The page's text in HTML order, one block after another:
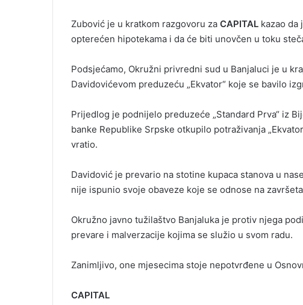
Zubović je u kratkom razgovoru za CAPITAL kazao da
opterećen hipotekama i da će biti unovčen u toku
Podsjećamo, Okružni privredni sud u Banjaluci je u
Davidovićevom preduzeću „Ekvator“ koje se bavilo
Prijedlog je podnijelo preduzeće „Standard Prva“ iz
banke Republike Srpske otkupilo potraživanja
vratio.
Davidović je prevario na stotine kupaca stanova u
nije ispunio svoje obaveze koje se odnose na
Okružno javno tužilaštvo Banjaluka je protiv njega
prevare i malverzacije kojima se služio u svom radu.
Zanimljivo, one mjesecima stoje nepotvrđene u
CAPITAL